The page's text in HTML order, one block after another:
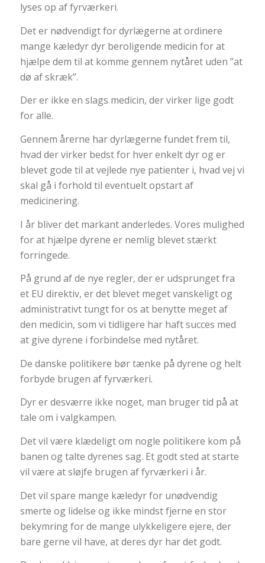
lyses op af fyrværkeri.
Det er nødvendigt for dyrlægerne at ordinere
mange kæledyr dyr beroligende medicin for at
hjælpe dem til at komme gennem nytåret uden ”at
dø af skræk”.
Der er ikke en slags medicin, der virker lige godt
for alle.
Gennem årerne har dyrlægerne fundet frem til,
hvad der virker bedst for hver enkelt dyr og er
blevet gode til at vejlede nye patienter i, hvad vej vi
skal gå i forhold til eventuelt opstart af
medicinering.
I år bliver det markant anderledes. Vores mulighed
for at hjælpe dyrene er nemlig blevet stærkt
forringede.
På grund af de nye regler, der er udsprunget fra
et EU direktiv, er det blevet meget vanskeligt og
administrativt tungt for os at benytte meget af
den medicin, som vi tidligere har haft succes med
at give dyrene i forbindelse med nytåret.
De danske politikere bør tænke på dyrene og helt
forbyde brugen af fyrværkeri.
Dyr er desværre ikke noget, man bruger tid på at
tale om i valgkampen.
Det vil være klædeligt om nogle politikere kom på
banen og talte dyrenes sag. Et godt sted at starte
vil være at sløjfe brugen af fyrværkeri i år.
Det vil spare mange kæledyr for unødvendig
smerte og lidelse og ikke mindst fjerne en stor
bekymring for de mange ulykkeligere ejere, der
bare gerne vil have, at deres dyr har det godt.